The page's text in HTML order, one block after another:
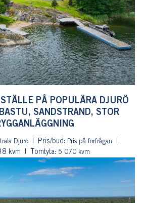
PÅ POPULÄRA DJURÖ
SANDSTRAND, STOR
Djurö Pris/bud:
Pris på förfrågan
kvm Tomtyta: 5 070 kvm